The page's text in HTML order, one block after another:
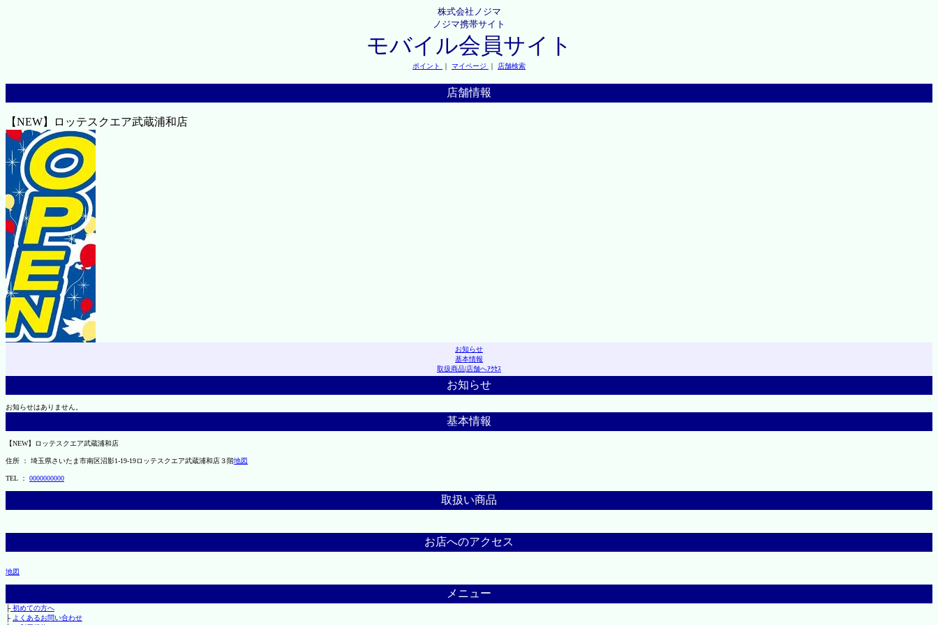
株式会社ノジマ
ノジマ携帯サイト
モバイル会員サイト
ポイント ｜ マイページ ｜ 店舗検索
店舗情報
【NEW】ロッテスクエア武蔵浦和店
お知らせ
基本情報
取扱商品|店舗へｱｸｾｽ
お知らせ
お知らせはありません。
基本情報
【NEW】ロッテスクエア武蔵浦和店
住所 ： 埼玉県さいたま市南区沼影1-19-19ロッテスクエア武蔵浦和店３階地図
TEL ： 0000000000
取扱い商品
お店へのアクセス
地図
メニュー
├初めての方へ
├ よくあるお問い合わせ